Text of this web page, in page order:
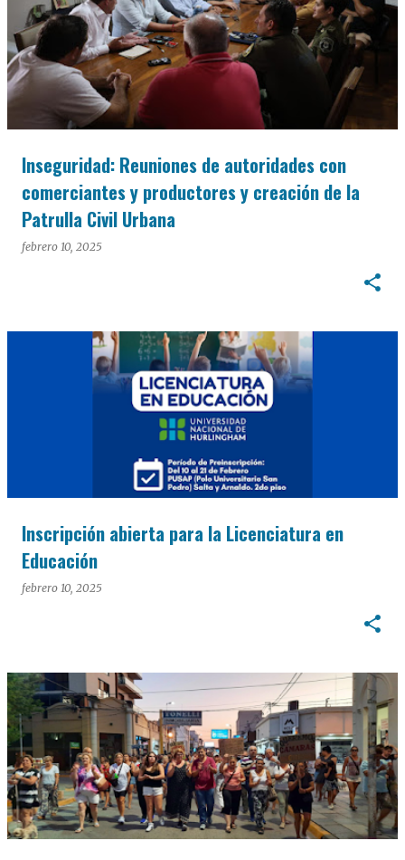
Inseguridad: Reuniones de autoridades con
comerciantes y productores y creación de la
Patrulla Civil Urbana
febrero 10, 2025
Inscripción abierta para la Licenciatura en
Educación
febrero 10, 2025